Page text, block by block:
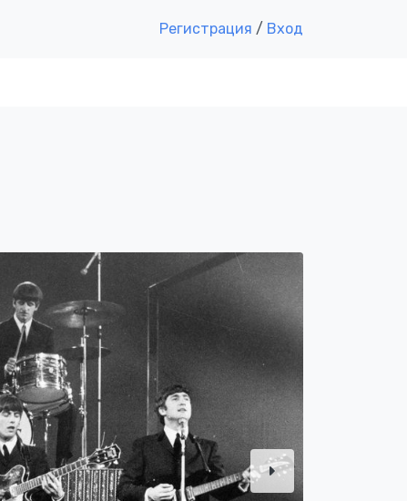
Регистрация / Вход